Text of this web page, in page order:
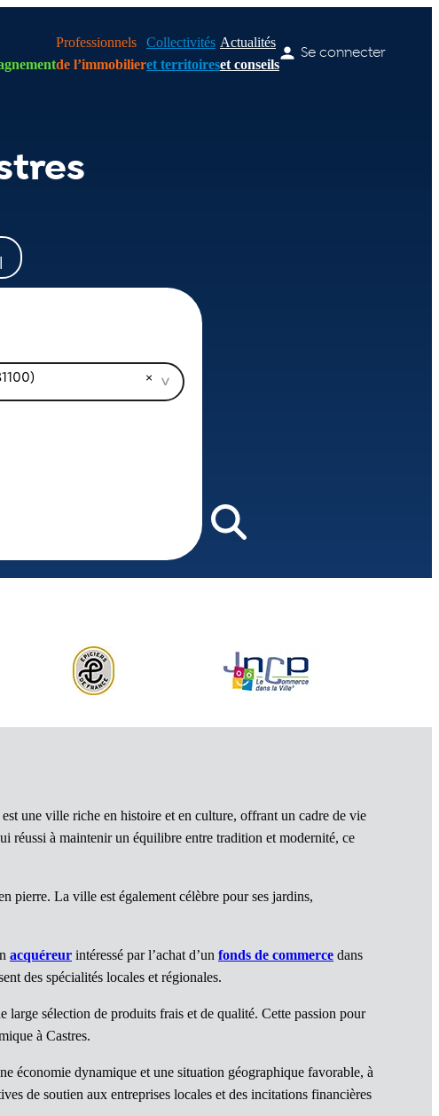
Professionnels
de l’immobilier
Collectivités
et territoires
Actualités
et conseils
Se connecter
une ville riche en histoire et en culture, offrant un cadre de vie
réussi à maintenir un équilibre entre tradition et modernité, ce
pierre. La ville est également célèbre pour ses jardins,
acquéreur intéressé par l’achat d’un fonds de commerce dans
des spécialités locales et régionales.
sélection de produits frais et de qualité. Cette passion pour
à Castres.
économie dynamique et une situation géographique favorable, à
de soutien aux entreprises locales et des incitations financières